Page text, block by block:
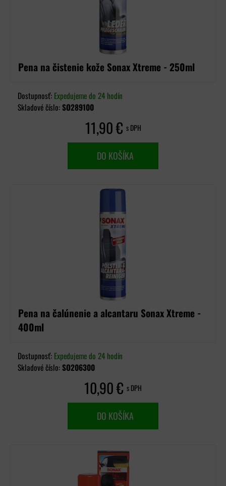
Pena na čistenie kože Sonax Xtreme - 250ml
Dostupnosť: Expedujeme do 24 hodín
Skladové číslo: SO289100
11,90 € s DPH
DO KOŠÍKA
Pena na čalúnenie a alcantaru Sonax Xtreme -
400ml
Dostupnosť: Expedujeme do 24 hodín
Skladové číslo: SO206300
10,90 € s DPH
DO KOŠÍKA